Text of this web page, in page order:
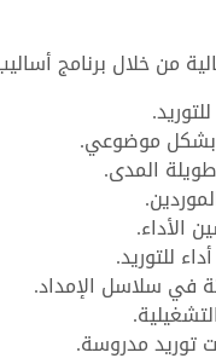
من خلال برنامج أساليب
بشكل موضوعي.
المدى.
الأداء.
للتوريد.
في سلاسل الإمداد.
توريد مدروسة.